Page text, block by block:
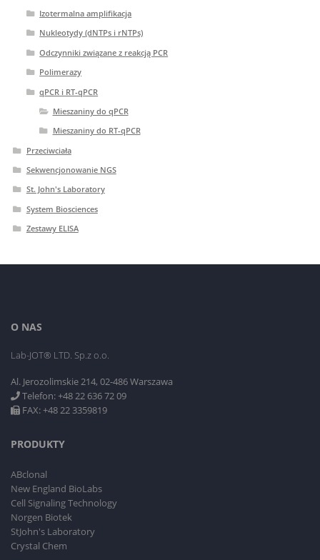
Izotermalna amplifikacja
Nukleotydy (dNTPs i rNTPs)
Odczynniki związane z reakcją PCR
Polimerazy
qPCR i RT-qPCR
Mieszaniny do qPCR
Mieszaniny do RT-qPCR
Przeciwciała
Sekwencjonowanie NGS
St. John's Laboratory
System Biosciences
Zestawy ELISA
O NAS
Lab-JOT® LTD. Sp.z o.o.
Al. Jerozolimskie 214, 02-486 Warszawa
Telefon: +48 22 636 72 09
FAX: +48 22 3359819
PRODUKTY
ABclonal
New England BioLabs
Cell Signaling Technology
Norgen Biotek
StJohn's Laboratory
Crystal Chem